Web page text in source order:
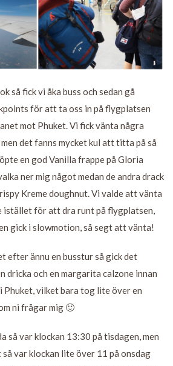
så fick vi åka buss och sedan gå
för att ta oss in på flygplatsen
mot Phuket. Vi fick vänta några
det fanns mycket kul att titta på så
en god Vanilla frappe på Gloria
ner mig något medan de andra drack
Kreme doughnut. Vi valde att vänta
istället för att dra runt på flygplatsen,
gick i slowmotion, så segt att vänta!
efter ännu en busstur så gick det
dricka och en margarita calzone innan
Phuket, vilket bara tog lite över en
ni frågar mig 🙂
så var klockan 13:30 på tisdagen, men
så var klockan lite över 11 på onsdag